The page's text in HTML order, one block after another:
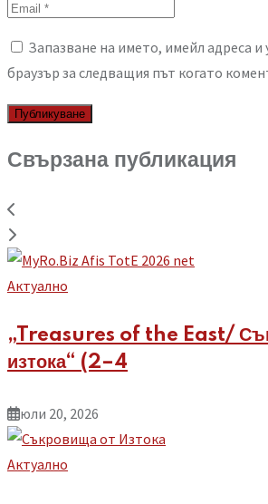
Запазване на името, имейл адреса и
браузър за следващия път когато
Свързана публикация
Aктуално
„Treasures of the East/
изтока“ (2–4
юли 20, 2026
Aктуално